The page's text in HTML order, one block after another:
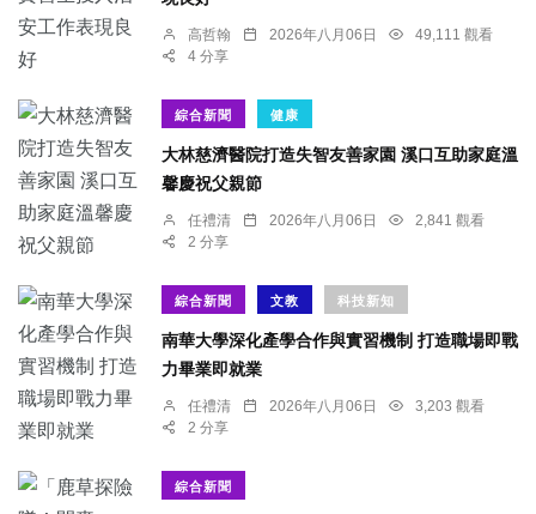
高哲翰 2026年八月06日
49,111 觀看
4 分享
綜合新聞 健康
大林慈濟醫院打造失智友善家園 溪口互助家庭溫
馨慶祝父親節
任禮清 2026年八月06日
2,841 觀看
2 分享
綜合新聞 文教 科技新知
南華大學深化產學合作與實習機制 打造職場即戰
力畢業即就業
任禮清 2026年八月06日
3,203 觀看
2 分享
綜合新聞